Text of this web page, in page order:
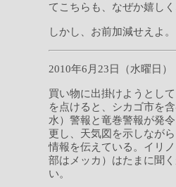
てこちらも、なぜか嬉し
しかし、お前加減せえよ
2010年6月23日（水曜日）
買い物に出掛けようとし
を点けると、シカゴ市を
水）警報と竜巻警報が発
更し、天気図を示しなが
情報を伝えている。イリ
部はメッカ）はたまに聞
い。